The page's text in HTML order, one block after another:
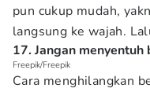
pun cukup mudah,
langsung ke wajah.
17. Jangan menyentuh
Freepik/Freepik
Cara menghilangkan